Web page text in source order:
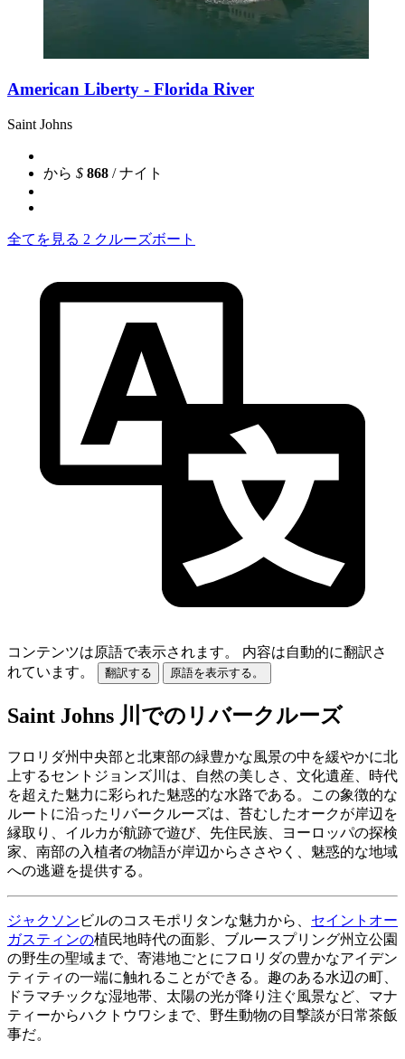
American Liberty - Florida River
Saint Johns
から $ 868 / ナイト
全てを見る 2 クルーズボート
コンテンツは原語で表示されます。
内容は自動的に翻訳さ
れています。
翻訳する 原語を表示する。
Saint Johns 川でのリバークルーズ
フロリダ州中央部と北東部の緑豊かな風景の中を緩やかに北
上するセントジョンズ川は、自然の美しさ、文化遺産、時代
を超えた魅力に彩られた魅惑的な水路である。この象徴的な
ルートに沿ったリバークルーズは、苔むしたオークが岸辺を
縁取り、イルカが航跡で遊び、先住民族、ヨーロッパの探検
家、南部の入植者の物語が岸辺からささやく、魅惑的な地域
への逃避を提供する。
ジャクソン ビルのコスモポリタンな魅力から、 セイントオー
ガスティンの植民地時代の面影、ブルースプリング州立公園
の野生の聖域まで、寄港地ごとにフロリダの豊かなアイデン
ティティの一端に触れることができる。趣のある水辺の町、
ドラマチックな湿地帯、太陽の光が降り注ぐ風景など、マナ
ティーからハクトウワシまで、野生動物の目撃談が日常茶飯
事だ。